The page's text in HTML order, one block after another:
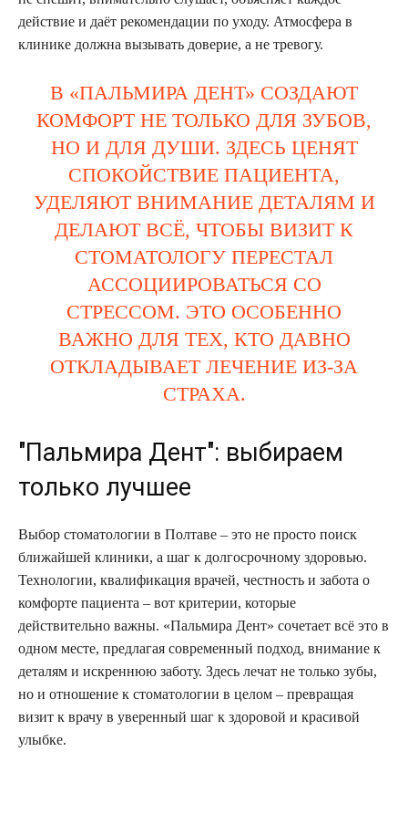
действие и даёт рекомендации по уходу. Атмосфера в
клинике должна вызывать доверие, а не тревогу.
В «ПАЛЬМИРА ДЕНТ» СОЗДАЮТ
КОМФОРТ НЕ ТОЛЬКО ДЛЯ ЗУБОВ,
НО И ДЛЯ ДУШИ. ЗДЕСЬ ЦЕНЯТ
СПОКОЙСТВИЕ ПАЦИЕНТА,
УДЕЛЯЮТ ВНИМАНИЕ ДЕТАЛЯМ И
ДЕЛАЮТ ВСЁ, ЧТОБЫ ВИЗИТ К
СТОМАТОЛОГУ ПЕРЕСТАЛ
АССОЦИИРОВАТЬСЯ СО
СТРЕССОМ. ЭТО ОСОБЕННО
ВАЖНО ДЛЯ ТЕХ, КТО ДАВНО
ОТКЛАДЫВАЕТ ЛЕЧЕНИЕ ИЗ-ЗА
СТРАХА.
"Пальмира Дент": выбираем
только лучшее
Выбор стоматологии в Полтаве – это не просто поиск
ближайшей клиники, а шаг к долгосрочному здоровью.
Технологии, квалификация врачей, честность и забота о
комфорте пациента – вот критерии, которые
действительно важны. «Пальмира Дент» сочетает всё это в
одном месте, предлагая современный подход, внимание к
деталям и искреннюю заботу. Здесь лечат не только зубы,
но и отношение к стоматологии в целом – превращая
визит к врачу в уверенный шаг к здоровой и красивой
улыбке.